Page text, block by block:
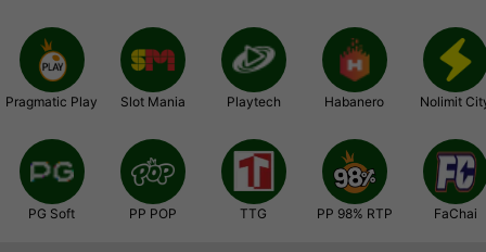
Pragmatic Play
PG Soft
Slot Mania
PP POP
Playtech
TTG
Habanero
PP 98% RTP
Nolimit
FaChai